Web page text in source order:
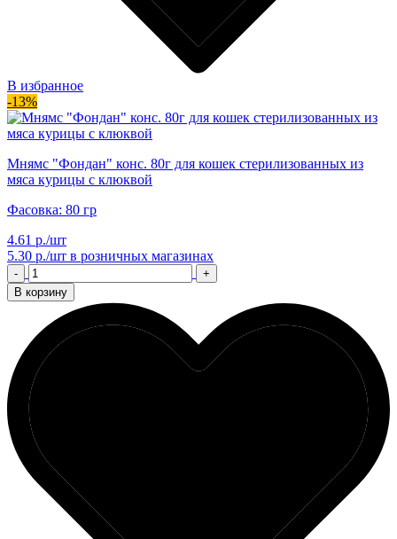
В избранное
-13%
Мнямс "Фондан" конс. 80г для кошек стерилизованных из
мяса курицы с клюквой
Фасовка: 80 гр
4.61 р./шт
5.30 р./шт в розничных магазинах
-
+
В корзину